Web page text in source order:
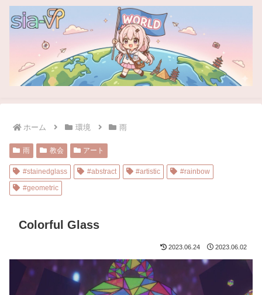
ホーム 環境 雨
雨 教会 アート
#stainedglass #abstract #artistic
#rainbow
#geometric
Colorful Glass
2023.06.24 2023.06.02